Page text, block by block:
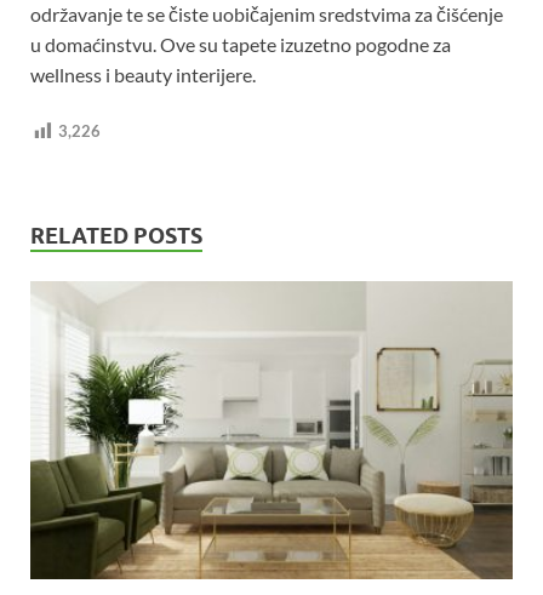
održavanje te se čiste uobičajenim sredstvima za čišćenje
u domaćinstvu. Ove su tapete izuzetno pogodne za
wellness i beauty interijere.
3,226
RELATED POSTS